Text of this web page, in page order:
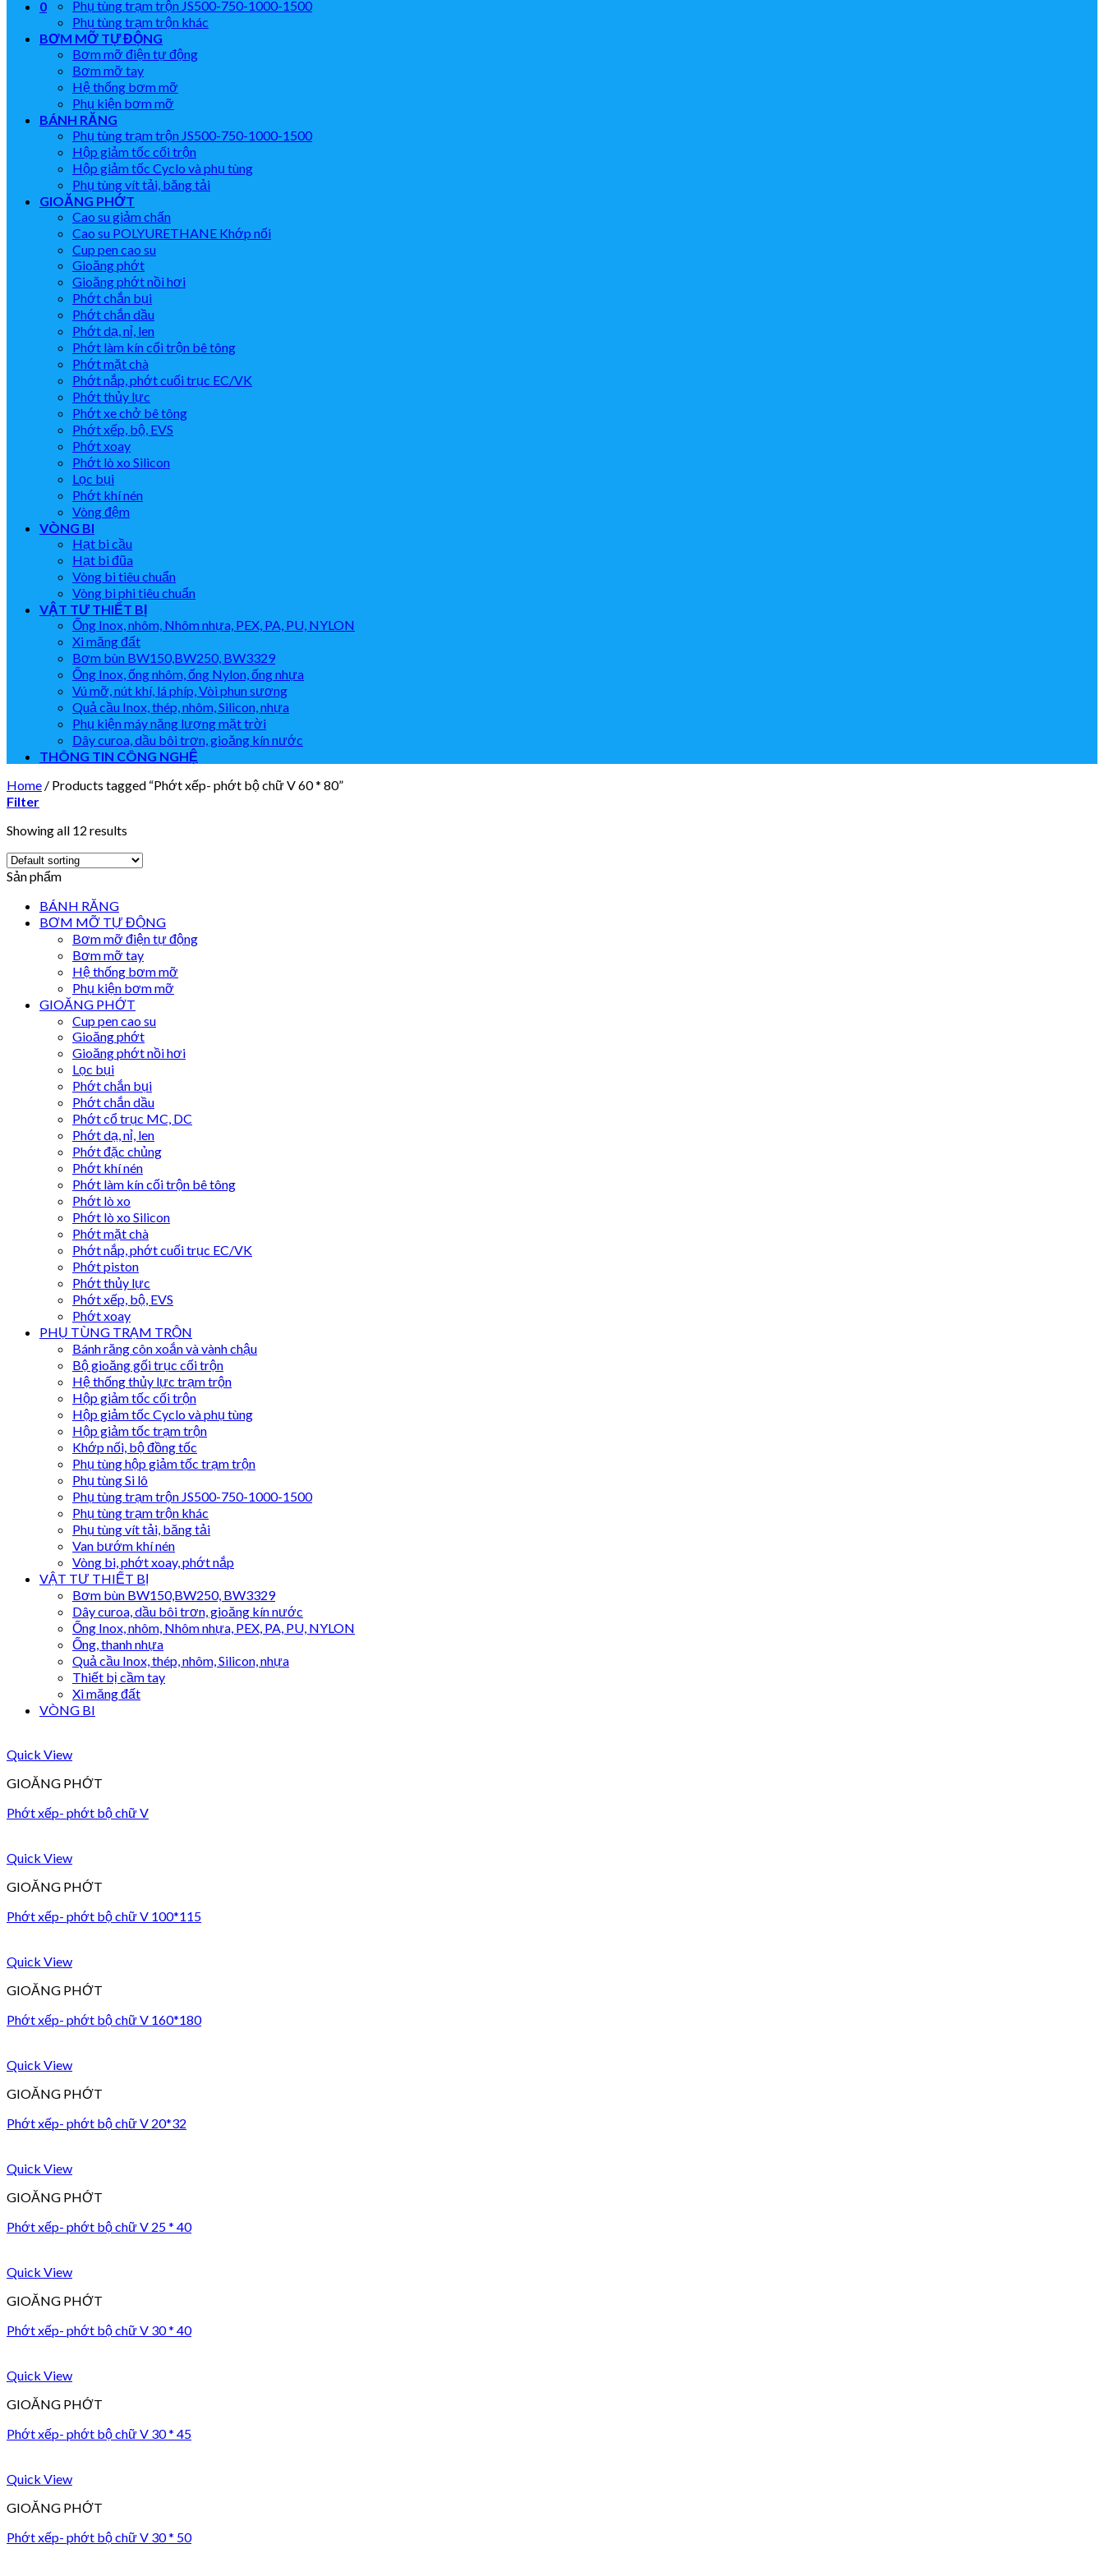
0
Phụ tùng trạm trộn JS500-750-1000-1500
Phụ tùng trạm trộn khác
BƠM MỠ TỰ ĐỘNG
Bơm mỡ điện tự động
Bơm mỡ tay
Hệ thống bơm mỡ
Phụ kiện bơm mỡ
BÁNH RĂNG
Phụ tùng trạm trộn JS500-750-1000-1500
Hộp giảm tốc cối trộn
Hộp giảm tốc Cyclo và phụ tùng
Phụ tùng vít tải, băng tải
GIOĂNG PHỚT
Cao su giảm chấn
Cao su POLYURETHANE Khớp nối
Cup pen cao su
Gioăng phớt
Gioăng phớt nồi hơi
Phớt chắn bụi
Phớt chắn dầu
Phớt dạ, nỉ, len
Phớt làm kín cối trộn bê tông
Phớt mặt chà
Phớt nắp, phớt cuối trục EC/VK
Phớt thủy lực
Phớt xe chở bê tông
Phớt xếp, bộ, EVS
Phớt xoay
Phớt lò xo Silicon
Lọc bụi
Phớt khí nén
Vòng đệm
VÒNG BI
Hạt bi cầu
Hạt bi đũa
Vòng bi tiêu chuẩn
Vòng bi phi tiêu chuẩn
VẬT TƯ THIẾT BỊ
Ống Inox, nhôm, Nhôm nhựa, PEX, PA, PU, NYLON
Xi măng đất
Bơm bùn BW150,BW250, BW3329
Ống Inox, ống nhôm, ống Nylon, ống nhựa
Vú mỡ, nút khí, lá phíp, Vòi phun sương
Quả cầu Inox, thép, nhôm, Silicon, nhựa
Phụ kiện máy năng lượng mặt trời
Dây curoa, dầu bôi trơn, gioăng kín nước
THÔNG TIN CÔNG NGHỆ
Home / Products tagged “Phớt xếp- phớt bộ chữ V 60 * 80”
Filter
Showing all 12 results
Sản phẩm
BÁNH RĂNG
BƠM MỠ TỰ ĐỘNG
Bơm mỡ điện tự động
Bơm mỡ tay
Hệ thống bơm mỡ
Phụ kiện bơm mỡ
GIOĂNG PHỚT
Cup pen cao su
Gioăng phớt
Gioăng phớt nồi hơi
Lọc bụi
Phớt chắn bụi
Phớt chắn dầu
Phớt cổ trục MC, DC
Phớt dạ, nỉ, len
Phớt đặc chủng
Phớt khí nén
Phớt làm kín cối trộn bê tông
Phớt lò xo
Phớt lò xo Silicon
Phớt mặt chà
Phớt nắp, phớt cuối trục EC/VK
Phớt piston
Phớt thủy lực
Phớt xếp, bộ, EVS
Phớt xoay
PHỤ TÙNG TRẠM TRỘN
Bánh răng côn xoắn và vành chậu
Bộ gioăng gối trục cối trộn
Hệ thống thủy lực trạm trộn
Hộp giảm tốc cối trộn
Hộp giảm tốc Cyclo và phụ tùng
Hộp giảm tốc trạm trộn
Khớp nối, bộ đồng tốc
Phụ tùng hộp giảm tốc trạm trộn
Phụ tùng Si lô
Phụ tùng trạm trộn JS500-750-1000-1500
Phụ tùng trạm trộn khác
Phụ tùng vít tải, băng tải
Van bướm khí nén
Vòng bi, phớt xoay, phớt nắp
VẬT TƯ THIẾT BỊ
Bơm bùn BW150,BW250, BW3329
Dây curoa, dầu bôi trơn, gioăng kín nước
Ống Inox, nhôm, Nhôm nhựa, PEX, PA, PU, NYLON
Ống, thanh nhựa
Quả cầu Inox, thép, nhôm, Silicon, nhựa
Thiết bị cầm tay
Xi măng đất
VÒNG BI
Quick View
GIOĂNG PHỚT
Phớt xếp- phớt bộ chữ V
Quick View
GIOĂNG PHỚT
Phớt xếp- phớt bộ chữ V 100*115
Quick View
GIOĂNG PHỚT
Phớt xếp- phớt bộ chữ V 160*180
Quick View
GIOĂNG PHỚT
Phớt xếp- phớt bộ chữ V 20*32
Quick View
GIOĂNG PHỚT
Phớt xếp- phớt bộ chữ V 25 * 40
Quick View
GIOĂNG PHỚT
Phớt xếp- phớt bộ chữ V 30 * 40
Quick View
GIOĂNG PHỚT
Phớt xếp- phớt bộ chữ V 30 * 45
Quick View
GIOĂNG PHỚT
Phớt xếp- phớt bộ chữ V 30 * 50